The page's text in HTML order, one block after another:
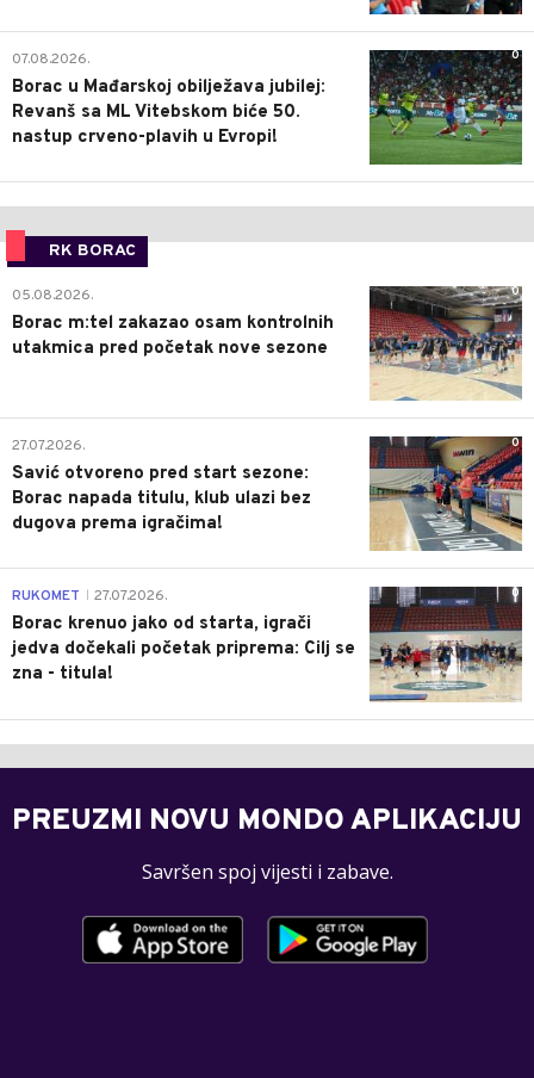
0
07.08.2026.
Borac u Mađarskoj obilježava jubilej:
Revanš sa ML Vitebskom biće 50.
nastup crveno-plavih u Evropi!
RK BORAC
0
05.08.2026.
Borac m:tel zakazao osam kontrolnih
utakmica pred početak nove sezone
0
27.07.2026.
Savić otvoreno pred start sezone:
Borac napada titulu, klub ulazi bez
dugova prema igračima!
0
RUKOMET 27.07.2026.
Borac krenuo jako od starta, igrači
jedva dočekali početak priprema: Cilj se
zna - titula!
PREUZMI NOVU MONDO APLIKACIJU
Savršen spoj vijesti i zabave.